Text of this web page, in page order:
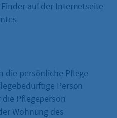
auf der Internetseite
die persönliche Pflege
Person
Pflegeperson
Wohnung des